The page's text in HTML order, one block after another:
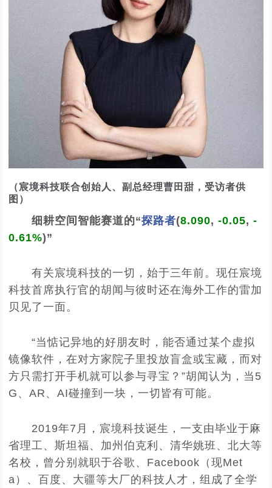
（宸境科技联合创始人、副总经理曹田甜，受访者供
图）
细耕空间智能赛道的“探路者(8.090,-0.05,-
0.61%)”
有关宸境科技的一切，始于三年前。现任宸境
科技首席执行官的胡闻与彼时还在海外工作的雷加
贝见了一面。
“当惦记异地的好朋友时，能否通过某个虚拟
镜像软件，在对方家院子里投放盲盒或宝藏，而对
方只需打开手机就可以参与寻宝？”胡闻认为，当5
G、AR、AI碰撞到一块，一切皆有可能。
2019年7月，宸境科技诞生，一支由毕业于麻
省理工、斯坦福、加州伯克利、清华姚班、北大等
名校，曾分别就职于谷歌、Facebook（现Met
a）、百度、大疆等大厂的科技人才，组成了全学